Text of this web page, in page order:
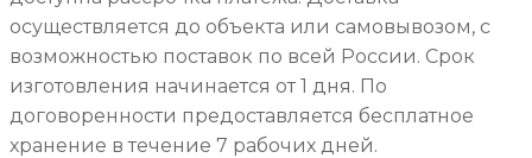
осуществляется до объекта или самовывозом, с
возможностью поставок по всей России. Срок
изготовления начинается от 1 дня. По
договоренности предоставляется бесплатное
хранение в течение 7 рабочих дней.